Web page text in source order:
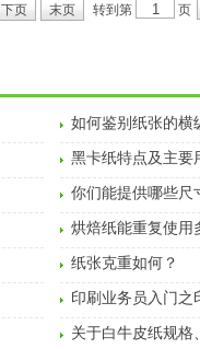
下页 末页 转到第 页
如何鉴别纸张的横
黑卡纸特点及主要
你们能提供哪些尺
烘焙纸能重复使用
纸张克重如何？
印刷业务员入门之
关于白牛皮纸规格